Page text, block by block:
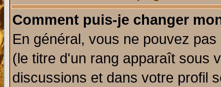
Comment puis-je changer
En général, vous ne pouvez
(le titre d'un rang apparaît sous
discussions et dans votre profil